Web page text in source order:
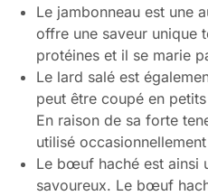
Le jambonneau est une
offre une saveur unique
protéines et il se marie
Le lard salé est
peut être coupé en
En raison de sa forte
utilisé
Le bœuf haché est ainsi
savoureux. Le bœuf